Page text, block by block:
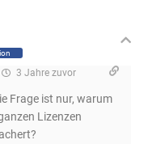
3 Jahre zuvor
Frage ist nur, warum
Lizenzen